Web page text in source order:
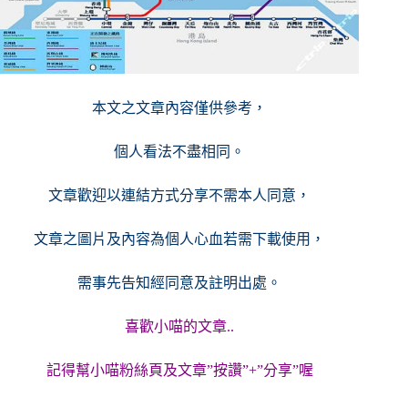
本文之文章內容僅供參考，
個人看法不盡相同。
文章歡迎以連結方式分享不需本人同意，
文章之圖片及內容為個人心血若需下載使用，
需事先告知經同意及註明出處。
喜歡小喵的文章..
記得幫小喵粉絲頁及文章”按讚”+”分享”喔